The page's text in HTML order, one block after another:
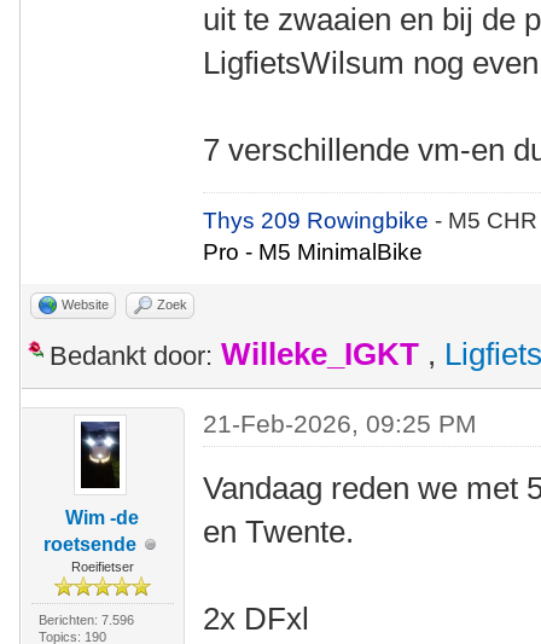
uit te zwaaien en bij de
LigfietsWilsum nog
7 verschillende vm-en
Thys 209 Rowingbike- M5
Pro - M5 MinimalBike
Website Zoek
Bedankt door: Willeke_IGKT ,
Wim -de
roetsende
Roeifietser
Berichten: 7.596
Topics: 190
21-Feb-2026, 09:25 PM
Vandaag reden we met
en Twente.
2x DFxl